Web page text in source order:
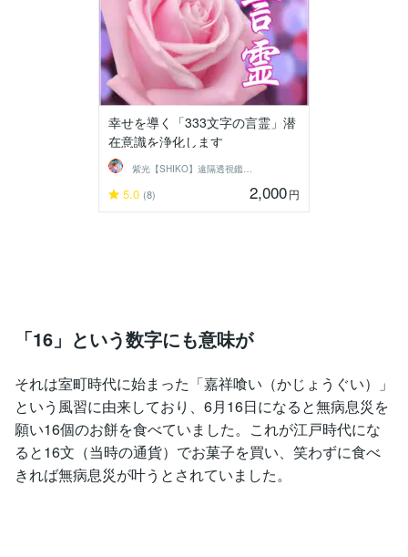
幸せを導く「333文字の言霊」潜
在意識を浄化します
紫光【SHIKO】遠隔透視鑑定士
5.0 (8) 2,000円
「16」という数字にも意味が
それは室町時代に始まった「嘉祥喰い（かじょうぐい）」
という風習に由来しており、6月16日になると無病息災を
願い16個のお餅を食べていました。これが江戸時代にな
ると16文（当時の通貨）でお菓子を買い、笑わずに食べ
きれば無病息災が叶うとされていました。